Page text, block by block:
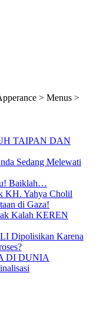
> Menus >
TAIPAN DAN
Sedang Melewati
Baiklah…
KH. Yahya Cholil
di Gaza!
Kalah KEREN
Dipolisikan Karena
DI DUNIA